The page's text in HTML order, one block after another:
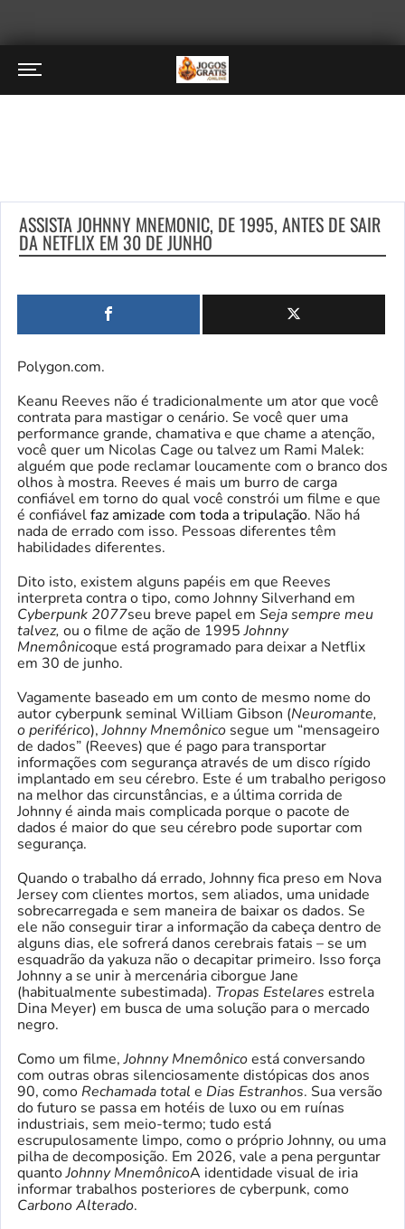
ASSISTA JOHNNY MNEMONIC, DE 1995, ANTES DE SAIR
DA NETFLIX EM 30 DE JUNHO
Polygon.com.
Keanu Reeves não é tradicionalmente um ator que você
contrata para mastigar o cenário. Se você quer uma
performance grande, chamativa e que chame a atenção,
você quer um Nicolas Cage ou talvez um Rami Malek:
alguém que pode reclamar loucamente com o branco dos
olhos à mostra. Reeves é mais um burro de carga
confiável em torno do qual você constrói um filme e que
é confiávelfaz amizade com toda a tripulação. Não há
nada de errado com isso. Pessoas diferentes têm
habilidades diferentes.
Dito isto, existem alguns papéis em que Reeves
interpreta contra o tipo, como Johnny Silverhand em
Cyberpunk 2077seu breve papel em Seja sempre meu
talvez, ou o filme de ação de 1995Johnny
Mnemônicoque está programado para deixar a Netflix
em 30 de junho.
Vagamente baseado em um conto de mesmo nome do
autor cyberpunk seminal William Gibson (Neuromante,
o periférico), Johnny Mnemônico segue um “mensageiro
de dados” (Reeves) que é pago para transportar
informações com segurança através de um disco rígido
implantado em seu cérebro. Este é um trabalho perigoso
na melhor das circunstâncias, e a última corrida de
Johnny é ainda mais complicada porque o pacote de
dados é maior do que seu cérebro pode suportar com
segurança.
Quando o trabalho dá errado, Johnny fica preso em Nova
Jersey com clientes mortos, sem aliados, uma unidade
sobrecarregada e sem maneira de baixar os dados. Se
ele não conseguir tirar a informação da cabeça dentro de
alguns dias, ele sofrerá danos cerebrais fatais – se um
esquadrão da yakuza não o decapitar primeiro. Isso força
Johnny a se unir à mercenária ciborgue Jane
(habitualmente subestimada). Tropas Estelares estrela
Dina Meyer) em busca de uma solução para o mercado
negro.
Como um filme,Johnny Mnemônicoestá conversando
com outras obras silenciosamente distópicas dos anos
90, como Rechamada total e Dias Estranhos. Sua versão
do futuro se passa em hotéis de luxo ou em ruínas
industriais, sem meio-termo; tudo está
escrupulosamente limpo, como o próprio Johnny, ou uma
pilha de decomposição. Em 2026, vale a pena perguntar
quantoJohnny MnemônicoA identidade visual de iria
informar trabalhos posteriores de cyberpunk, como
Carbono Alterado.